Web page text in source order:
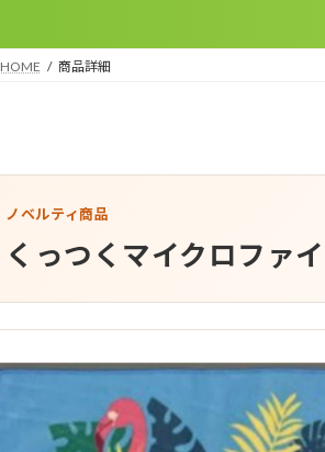
HOME 商品詳細
ノベルティ商品
くっつくマイクロファ